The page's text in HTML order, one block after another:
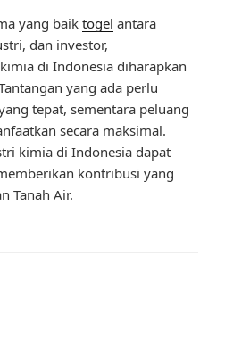
yang baik togel antara
dan investor,
di Indonesia diharapkan
yang ada perlu
tepat, sementara peluang
secara maksimal.
kimia di Indonesia dapat
kontribusi yang
Tanah Air.